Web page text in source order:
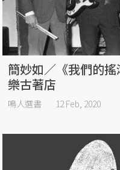
簡妙如／《我們的
樂古著店
鳴人選書 12 Feb, 2020